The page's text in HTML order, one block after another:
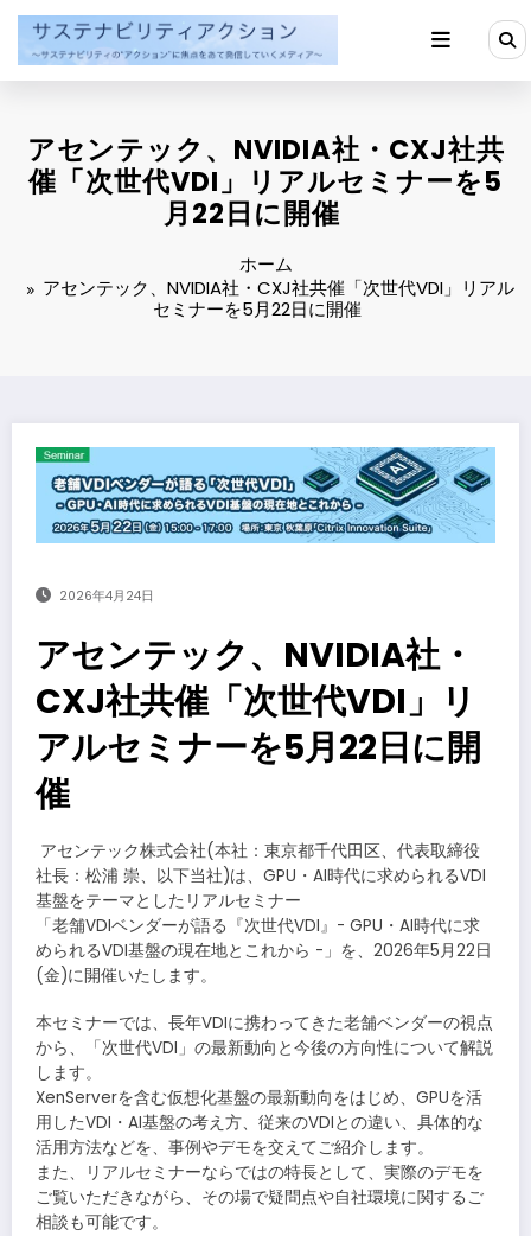
ン
アセンテック、NVIDIA社・CXJ社共
催「次世代VDI」リアルセミナーを5
月22日に開催
ホーム
アセンテック、NVIDIA社・CXJ社共催「次世代VDI」リアル
セミナーを5月22日に開催
2026年4月24日
アセンテック、NVIDIA社・
CXJ社共催「次世代VDI」リ
アルセミナーを5月22日に開
催
​アセンテック株式会社(本社：東京都千代田区、代表取締役
社長：松浦 崇、以下当社)は、GPU・AI時代に求められるVDI
基盤をテーマとしたリアルセミナー
「老舗VDIベンダーが語る『次世代VDI』- GPU・AI時代に求
められるVDI基盤の現在地とこれから -」を、2026年5月22日
(金)に開催いたします。
本セミナーでは、長年VDIに携わってきた老舗ベンダーの視点
から、「次世代VDI」の最新動向と今後の方向性について解説
します。
XenServerを含む仮想化基盤の最新動向をはじめ、GPUを活
用したVDI・AI基盤の考え方、従来のVDIとの違い、具体的な
活用方法などを、事例やデモを交えてご紹介します。
また、リアルセミナーならではの特長として、実際のデモを
ご覧いただきながら、その場で疑問点や自社環境に関するご
相談も可能です。